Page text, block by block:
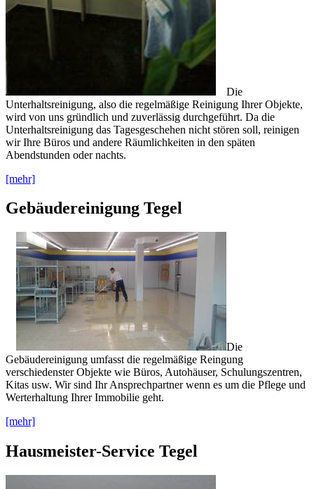
Die
Unterhaltsreinigung, also die regelmäßige Reinigung Ihrer Objekte,
wird von uns gründlich und zuverlässig durchgeführt. Da die
Unterhaltsreinigung das Tagesgeschehen nicht stören soll, reinigen
wir Ihre Büros und andere Räumlichkeiten in den späten
Abendstunden oder nachts.
[mehr]
Gebäudereinigung Tegel
Die
Gebäudereinigung umfasst die regelmäßige Reingung
verschiedenster Objekte wie Büros, Autohäuser, Schulungszentren,
Kitas usw. Wir sind Ihr Ansprechpartner wenn es um die Pflege und
Werterhaltung Ihrer Immobilie geht.
[mehr]
Hausmeister-Service Tegel